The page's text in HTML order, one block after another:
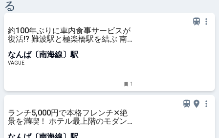
る
約100年ぶりに車内食事サービスが
復活!? 難波駅と極楽橋駅を結ぶ 南
で行く 世界遺産・高野山を巡る2泊
3日のバスツアーとは | VAGUE(ヴァ
なんば〔南海線〕駅
VAGUE
1
ランチ5,000円で本格フレンチ✕絶
景を満喫！ ホテル最上階のモダン